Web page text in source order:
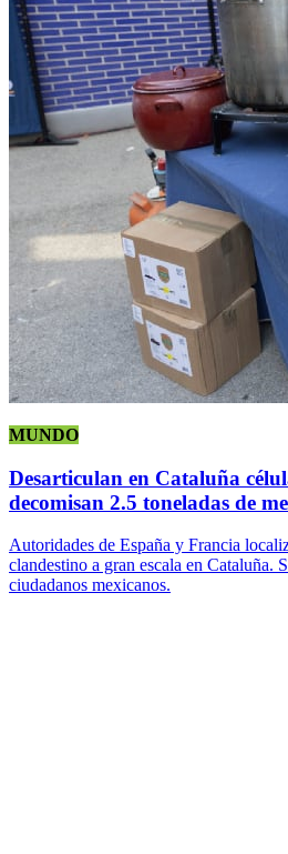
MUNDO
Desarticulan en Cataluña
decomisan 2.5 toneladas de
Autoridades de España y Francia
clandestino a gran escala en Cataluña.
ciudadanos mexicanos.